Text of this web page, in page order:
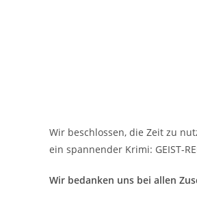
Wir beschlossen, die Zeit zu
ein spannender Krimi: GEIST-
Wir bedanken uns bei allen